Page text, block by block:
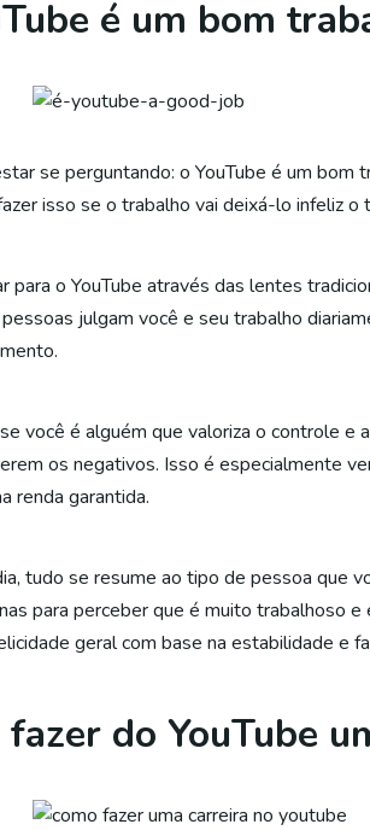
é um bom
se perguntando: o YouTube é um bom
isso se o trabalho vai deixá-lo infeliz o
para o YouTube através das lentes
julgam você e seu trabalho
você é alguém que valoriza o controle e
os negativos. Isso é especialmente
renda garantida.
tudo se resume ao tipo de pessoa que
para perceber que é muito trabalhoso
geral com base na estabilidade e
fazer do YouTube